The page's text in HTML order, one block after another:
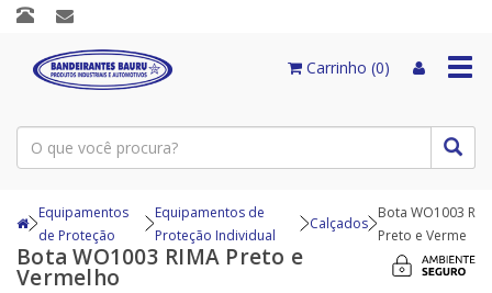
Carrinho (0)
Equipamentos
de Proteção
Equipamentos de
Proteção Individual
Calçados
Bota WO1003
Preto e Verme
Bota WO1003 RIMA Preto e
Vermelho